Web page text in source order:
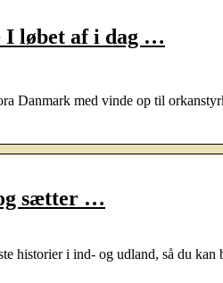
I løbet af i dag …
Danmark med vinde op til
sætter …
historier i ind- og udland, så du